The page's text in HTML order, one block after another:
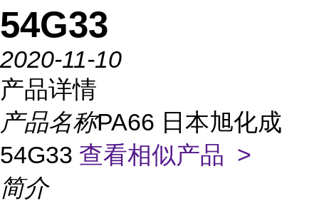
54G33
2020-11-10
产品详情
产品名称PA66 日本旭化成
54G33 查看相似产品 >
简介